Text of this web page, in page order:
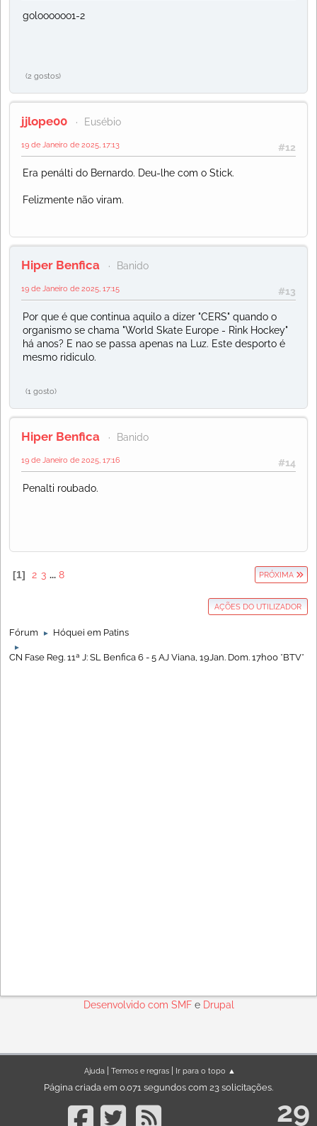
goloooooo1-2
(2 gostos)
jjlope00 Eusébio
#12
19 de Janeiro de 2025, 17:13
Era penálti do Bernardo. Deu-lhe com o Stick.
Felizmente não viram.
Hiper Benfica Banido
#13
19 de Janeiro de 2025, 17:15
Por que é que continua aquilo a dizer "CERS" quando o
organismo se chama "World Skate Europe - Rink Hockey"
há anos? E nao se passa apenas na Luz. Este desporto é
mesmo ridiculo.
(1 gosto)
Hiper Benfica Banido
#14
19 de Janeiro de 2025, 17:16
Penalti roubado.
1 2 3 ... 8 PRÓXIMA
AÇÕES DO UTILIZADOR
Fórum ► Hóquei em Patins
►
CN Fase Reg. 11ª J: SL Benfica 6 - 5 AJ Viana, 19Jan. Dom. 17h00 *BTV*
Desenvolvido com SMFe Drupal
Ajuda| Termos e regras| Ir para o topo ▲
Página criada em 0.071 segundos com 23 solicitações.
29